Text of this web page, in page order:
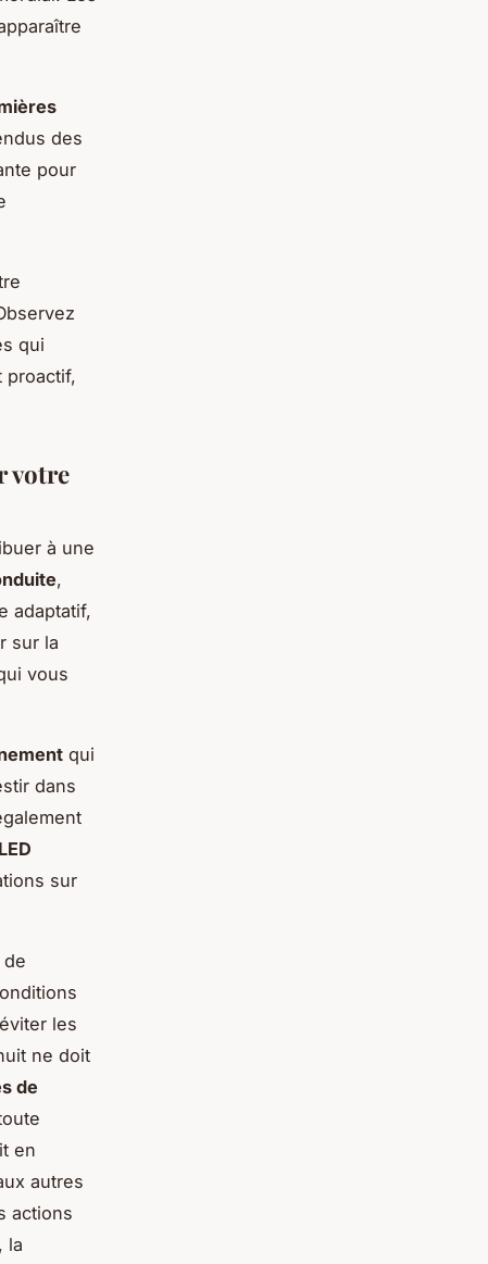
des
pour
qui
proactif,
votre
à une
,
adaptatif,
sur la
vous
qui
dans
sur
de
les
ne doit
de
en
autres
actions
la